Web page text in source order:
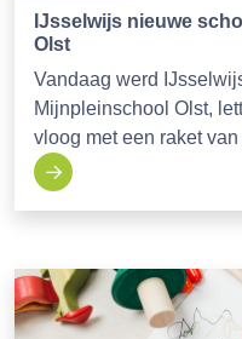
IJsselwijs nieuwe
Olst
Vandaag werd
Mijnpleinschool Olst,
vloog met een raket